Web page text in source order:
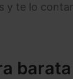
y te lo